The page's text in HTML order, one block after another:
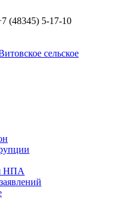
(48345) 5-17-10
НПА